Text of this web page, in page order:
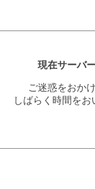
現在サーバ
ご迷惑をおか
しばらく時間を